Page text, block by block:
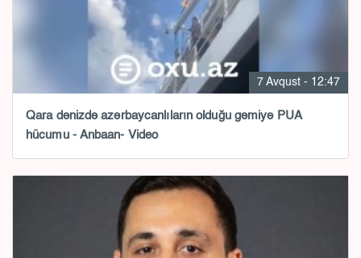
7 Avqust - 12:47
Qara dənizdə azərbaycanlıların olduğu gəmiyə PUA
hücumu - Anbaan- Video